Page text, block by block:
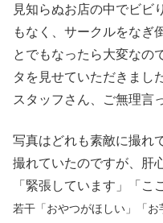
見知らぬお店の中でビビ
もなく、サークルをな
とでもなったら大変なの
タを見せていただきまし
スタッフさん、ご無理言
写真はどれも素敵に撮れ
撮れていたのですが、肝
「緊張しています」「こ
若干「おやつがほしい」 「お